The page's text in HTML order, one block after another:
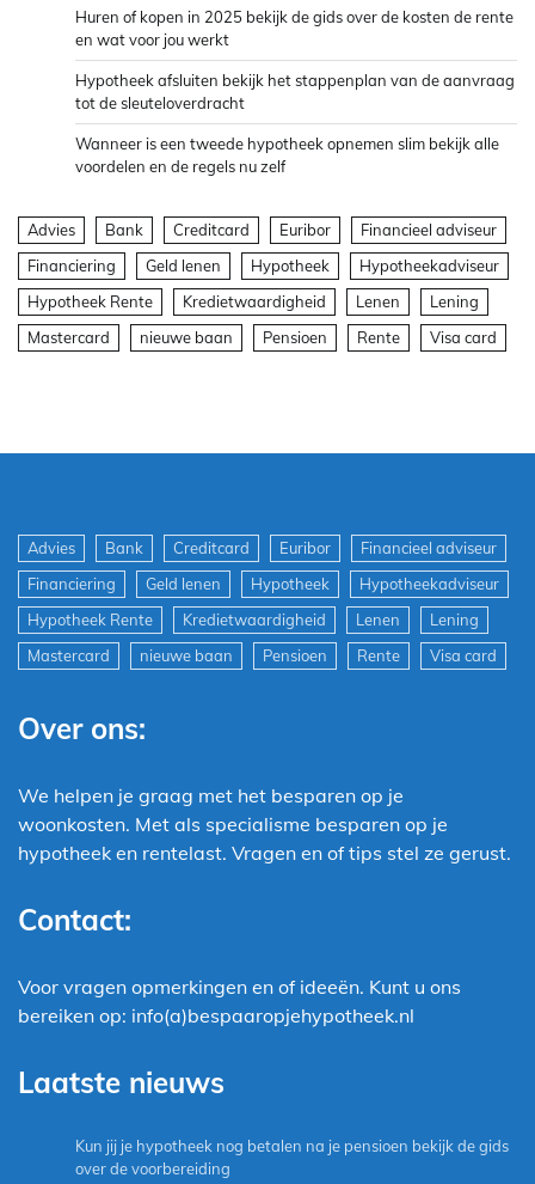
Huren of kopen in 2025 bekijk de gids over de kosten de rente
en wat voor jou werkt
Hypotheek afsluiten bekijk het stappenplan van de aanvraag
tot de sleuteloverdracht
Wanneer is een tweede hypotheek opnemen slim bekijk alle
voordelen en de regels nu zelf
Advies Bank Creditcard Euribor
Financieel adviseur
Financiering
Geld lenen Hypotheek
Hypotheekadviseur
Hypotheek Rente
Kredietwaardigheid Lenen
Lening
Mastercard
nieuwe baan Pensioen Rente Visa card
Advies Bank Creditcard Euribor
Financieel adviseur
Financiering
Geld lenen Hypotheek
Hypotheekadviseur
Hypotheek Rente
Kredietwaardigheid Lenen
Lening
Mastercard
nieuwe baan Pensioen Rente Visa card
Over ons:
We helpen je graag met het besparen op je
woonkosten. Met als specialisme besparen op je
hypotheek en rentelast. Vragen en of tips stel ze gerust.
Contact:
Voor vragen opmerkingen en of ideeën. Kunt u ons
bereiken op: info(a)bespaaropjehypotheek.nl
Laatste nieuws
Kun jij je hypotheek nog betalen na je pensioen bekijk de gids
over de voorbereiding